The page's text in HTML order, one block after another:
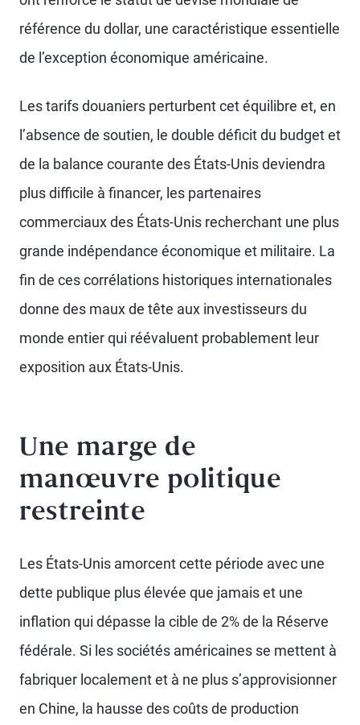
référence du dollar, une caractéristique essentielle
de l’exception économique américaine.
Les tarifs douaniers perturbent cet équilibre et, en
l’absence de soutien, le double déficit du budget et
de la balance courante des États-Unis deviendra
plus difficile à financer, les partenaires
commerciaux des États-Unis recherchant une plus
grande indépendance économique et militaire. La
fin de ces corrélations historiques internationales
donne des maux de tête aux investisseurs du
monde entier qui réévaluent probablement leur
exposition aux États-Unis.
Une marge de
manœuvre politique
restreinte
Les États-Unis amorcent cette période avec une
dette publique plus élevée que jamais et une
inflation qui dépasse la cible de 2% de la Réserve
fédérale. Si les sociétés américaines se mettent à
fabriquer localement et à ne plus s’approvisionner
en Chine, la hausse des coûts de production